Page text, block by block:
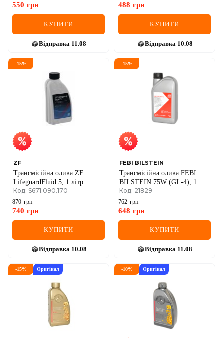
550 грн
КУПИТИ
Відправка 11.08
488 грн
КУПИТИ
Відправка 10.08
-15%
ZF
Трансмісійна олива ZF
LifeguardFluid 5, 1 літр
Код: S671.090.170
870 грн
740 грн
КУПИТИ
Відправка 10.08
-15%
FEBI BILSTEIN
Трансмісійна олива FEBI
BILSTEIN 75W (GL-4), 1
літр
Код: 21829
762 грн
648 грн
КУПИТИ
Відправка 11.08
-15% Оригінал -10% Оригінал